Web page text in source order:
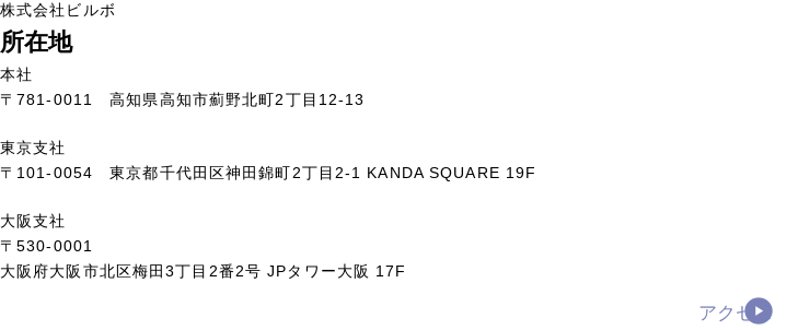
株式会社ビルボ
所在地
本社
〒781-0011 高知県高知市薊野北町2丁目12-13
東京支社
〒101-0054 東京都千代田区神田錦町2丁目2-1 KANDA SQUARE 19F
大阪支社
〒530-0001
大阪府大阪市北区梅田3丁目2番2号 JPタワー大阪 17F
アクセス